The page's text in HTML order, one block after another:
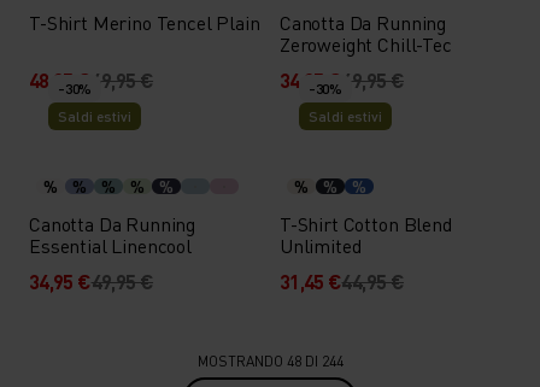
T-Shirt Merino Tencel Plain
48,95 € 69,95 €
Canotta Da Running
Zeroweight Chill-Tec
34,95 € 49,95 €
-30%
Saldi estivi
% % % % %
Canotta Da Running
Essential Linencool
34,95 €49,95 €
-30%
Saldi estivi
% % %
T-Shirt Cotton Blend
Unlimited
31,45 €44,95 €
MOSTRANDO 48 DI 244